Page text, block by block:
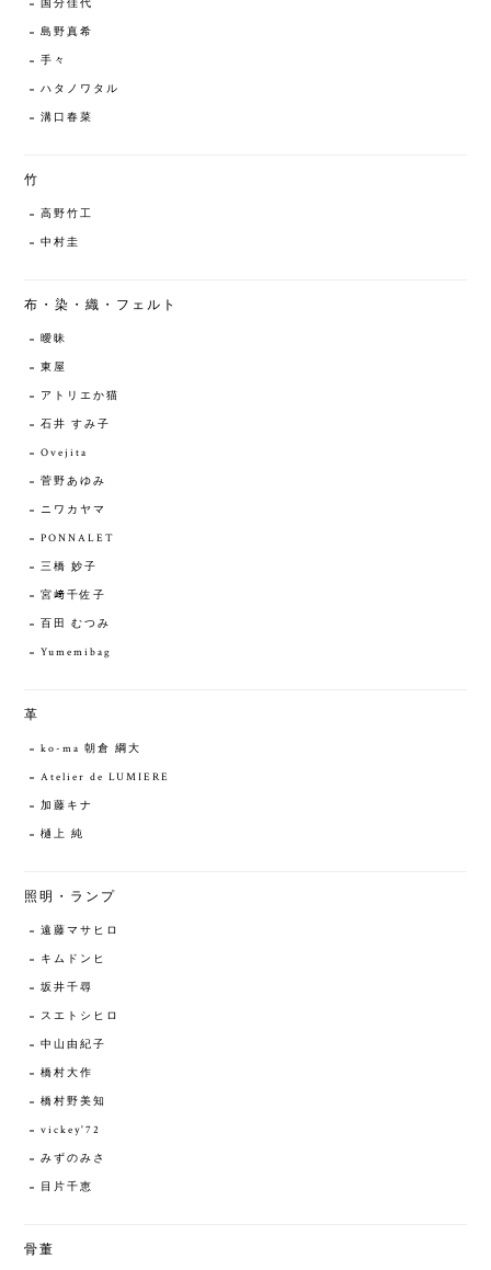
国分佳代
島野真希
手々
ハタノワタル
溝口春菜
竹
高野竹工
中村圭
布・染・織・フェルト
曖昧
東屋
アトリエか猫
石井 すみ子
Ovejita
菅野あゆみ
ニワカヤマ
PONNALET
三橋 妙子
宮﨑千佐子
百田 むつみ
Yumemibag
革
ko-ma 朝倉 綱大
Atelier de LUMIERE
加藤キナ
樋上 純
照明・ランプ
遠藤マサヒロ
キムドンヒ
坂井千尋
スエトシヒロ
中山由紀子
橋村大作
橋村野美知
vickey'72
みずのみさ
目片千恵
骨董